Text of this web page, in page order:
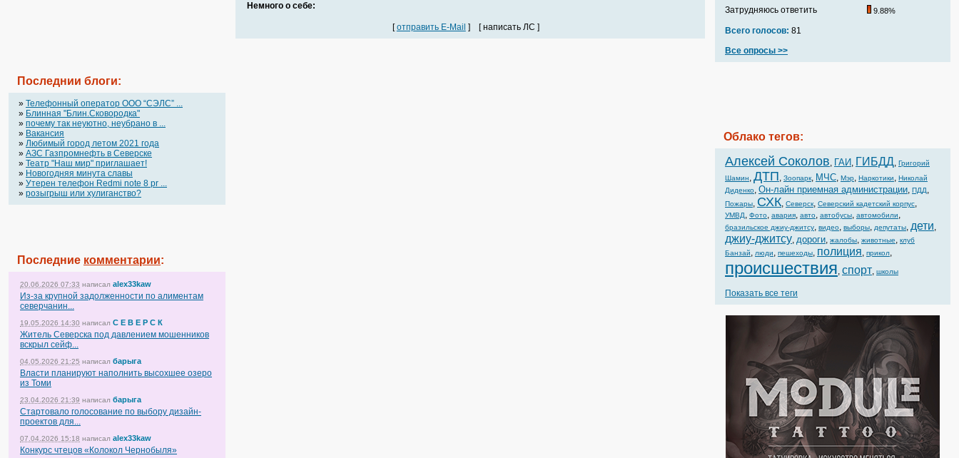
Последнии блоги:
» Телефонный оператор OOO “СЭЛС” ...
» Блинная "Блин.Сковородка"
» почему так неуютно, неубрано в ...
» Вакансия
» Любимый город летом 2021 года
» АЗС Газпромнефть в Северске
» Театр "Наш мир" приглашает!
» Новогодняя минута славы
» Утерен телефон Redmi note 8 pr ...
» розыгрыш или хулиганство?
Последние комментарии:
20.06.2026 07:33 написал alex33kaw
Из-за крупной задолженности по алиментам
северчанин...
19.05.2026 14:30 написал С Е В Е Р С К
Житель Северска под давлением мошенников
вскрыл сейф...
04.05.2026 21:25 написал барыга
Власти планируют наполнить высохшее озеро
из Томи
23.04.2026 21:39 написал барыга
Стартовало голосование по выбору дизайн-
проектов для...
07.04.2026 15:18 написал alex33kaw
Конкурс чтецов «Колокол Чернобыля»
Немного о себе:
[отправить E-Mail ] [ написать ЛС ]
Затрудняюсь ответить 9.88%
Всего голосов: 81
Все опросы >>
Облако тегов:
Алексей Соколов, ГАИ, ГИБДД, Григорий
Шамин, ДТП, Зоопарк, МЧС, Мэр, Наркотики, Николай
Диденко, Он-лайн приемная администрации, ПДД,
Пожары, СХК, Северск, Северский кадетский корпус,
УМВД, Фото, авария, авто, автобусы, автомобили,
бразильское джиу-джитсу, видео, выборы, депутаты, дети,
джиу-джитсу, дороги, жалобы, животные, клуб
Банзай, люди, пешеходы, полиция, прикол,
происшествия, спорт, школы
Показать все теги